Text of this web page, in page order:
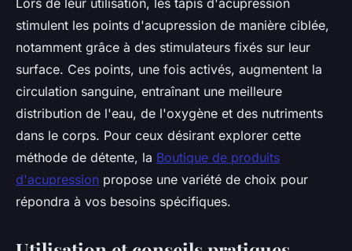
stimulent les points d'acupression de manière ciblée,
notamment grâce à des stimulateurs fixés sur leur
surface. Ces points, une fois activés, augmentent la
circulation sanguine, entraînant une meilleure
distribution de l'eau, de l'oxygène et des nutriments
dans le corps. Pour ceux désirant explorer cette
méthode de détente, la Boutique de produits
d'acupression propose une variété de choix pour
répondra à vos besoins spécifiques.